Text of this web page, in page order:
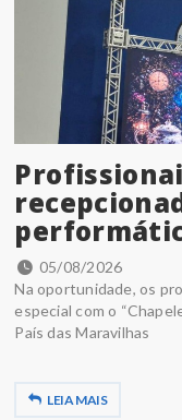
05/08/2026
Na oportunidade, os
especial com o
País das Maravilhas
LEIA MAIS